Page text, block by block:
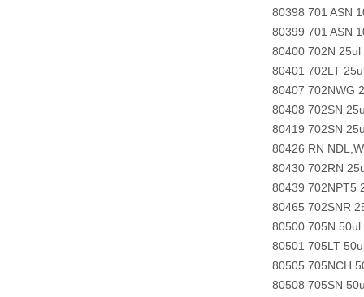
80398 701 ASN
80399 701 ASN
80400 702N 25ul
80401 702LT
80407 702NWG
80408 702SN
80419 702SN
80426 RN
80430 702RN
80439 702NPT5
80465 702SNR
80500 705N 50ul
80501 705LT
80505 705NCH
80508 705SN